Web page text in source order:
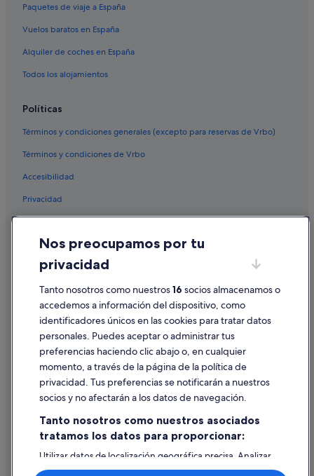
Hoteles que aceptan mascotas en Callao Salvaje
Riu Hotels en Playa Paraíso
Hoteles de 3 estrellas en Playa Paraíso
Hoteles LGTBQIA en Callao Salvaje
Hoteles de 3 estrellas en Callao Salvaje
Barcelo hoteles en Playa Paraíso
Hoteles con todo incluido en Tenerife
Hard Rock Hotels en Playa Paraíso
Hoteles de golf en Callao Salvaje
Hoteles con wifi en Playa Paraíso
Hoteles románticos en Callao Salvaje
H10 Hoteles en Armeñime
Bahia Principe hoteles en Callao Salvaje
Paquetes de viaje a España
Vuelos baratos en España
Alquiler de coches en España
Todos los alojamientos
Políticas
Términos y condiciones generales (excepto para reservas de Vrbo)
Términos y condiciones de Vrbo
Accesibilidad
Privacidad
Condiciones de uso
Información legal/contacto
Pautas sobre el contenido y cómo denunciar contenido
Ayuda
Cancelar un vuelo
Cancelar una reserva de hotel o de un alquiler vacacional
Utilizar un cupón de Expedia
Documentos para viajes internacionales
Nos preocupamos por tu
privacidad
Tanto nosotros como nuestros16 socios almacenamos o
accedemos a información del dispositivo, como
identificadores únicos en las cookies para tratar datos
personales. Puedes aceptar o administrar tus
preferencias haciendo clic abajo o, en cualquier
momento, a través de la página de la política de
privacidad. Tus preferencias se notificarán a nuestros
socios y no afectarán a los datos de navegación.
Tanto nosotros como nuestros asociados
tratamos los datos para proporcionar:
Utilizar datos de localización geográfica precisa. Analizar
activamente las características del dispositivo para su